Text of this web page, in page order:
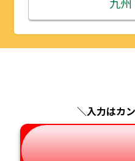
山
千
神
福
岐
京
奈
島
広
山
福
長
熊
＼入力はカ